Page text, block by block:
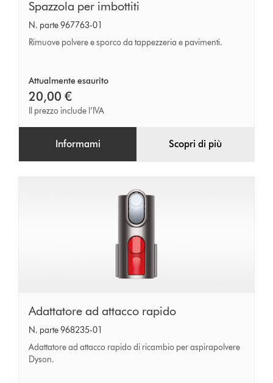
Spazzola
per
imbottiti
Spazzola per imbottiti
N. parte 967763-01
Rimuove polvere e sporco da tappezzeria e pavimenti.
Attualmente esaurito
20,00 €
Il prezzo include l’IVA
Informami Scopri di più
Adattatore
ad
attacco
rapido
Adattatore ad attacco rapido
N. parte 968235-01
Adattatore ad attacco rapido di ricambio per aspirapolvere
Dyson.